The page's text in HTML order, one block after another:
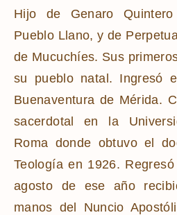
Hijo de Genaro
Pueblo Llano, y de
de Mucuchíes. Sus
su pueblo natal. Ingresó
Buenaventura de Mérida.
sacerdotal en la
Roma donde obtuvo el
Teología en 1926.
agosto de ese año
manos del Nuncio